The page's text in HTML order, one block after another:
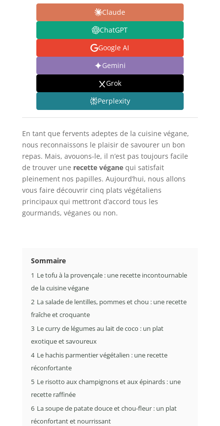
Claude
ChatGPT
Google AI
Gemini
Grok
Perplexity
En tant que fervents adeptes de la cuisine végane,
nous reconnaissons le plaisir de savourer un bon
repas. Mais, avouons-le, il n’est pas toujours facile
de trouver une recette véganequi satisfait
pleinement nos papilles. Aujourd’hui, nous allons
vous faire découvrir cinq plats végétaliens
principaux qui mettront d’accord tous les
gourmands, véganes ou non.
Sommaire
1 Le tofu à la provençale : une recette incontournable
de la cuisine végane
2 La salade de lentilles, pommes et chou : une recette
fraîche et croquante
3 Le curry de légumes au lait de coco : un plat
exotique et savoureux
4 Le hachis parmentier végétalien : une recette
réconfortante
5 Le risotto aux champignons et aux épinards : une
recette raffinée
6 La soupe de patate douce et chou-fleur : un plat
réconfortant et nourrissant